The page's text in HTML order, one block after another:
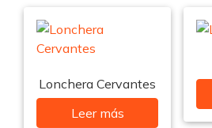
Lonchera Cervantes
Leer más